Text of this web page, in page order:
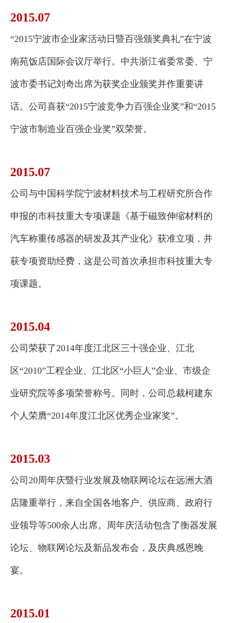
2015.07
“2015宁波市企业家活动日暨百强颁奖典礼”在宁波
南苑饭店国际会议厅举行。中共浙江省委常委、宁
波市委书记刘奇出席为获奖企业颁奖并作重要讲
话。公司喜获“2015宁波竞争力百强企业奖”和“2015
宁波市制造业百强企业奖”双荣誉。
2015.07
公司与中国科学院宁波材料技术与工程研究所合作
申报的市科技重大专项课题《基于磁致伸缩材料的
汽车称重传感器的研发及其产业化》获准立项，并
获专项资助经费，这是公司首次承担市科技重大专
项课题。
2015.04
公司荣获了2014年度江北区三十强企业、江北
区“2010”工程企业、江北区“小巨人”企业、市级企
业研究院等多项荣誉称号。同时，公司总裁柯建东
个人荣膺“2014年度江北区优秀企业家奖”。
2015.03
公司20周年庆暨行业发展及物联网论坛在远洲大酒
店隆重举行，来自全国各地客户、供应商、政府行
业领导等500余人出席。周年庆活动包含了衡器发展
论坛、物联网论坛及新品发布会，及庆典感恩晚
宴。
2015.01